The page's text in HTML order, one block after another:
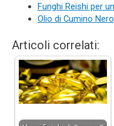
Funghi Reishi per
Olio di Cumino
Articoli correlati: